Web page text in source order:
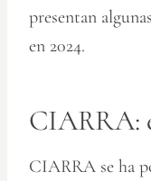
presentan
en 2024.
CIARRA:
CIARRA se ha